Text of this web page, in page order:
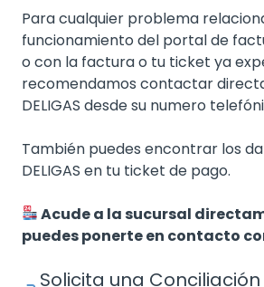
Para cualquier problema
funcionamiento del portal de
o con la factura o tu ticket ya
recomendamos contactar
DELIGAS desde su numero
También puedes encontrar los
DELIGAS en tu ticket de pago.
Acude a la sucursal
puedes ponerte en contacto
Solicita una